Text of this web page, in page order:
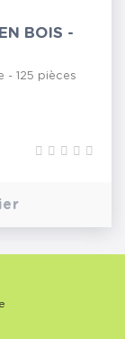
BOIS -
- 125 pièces